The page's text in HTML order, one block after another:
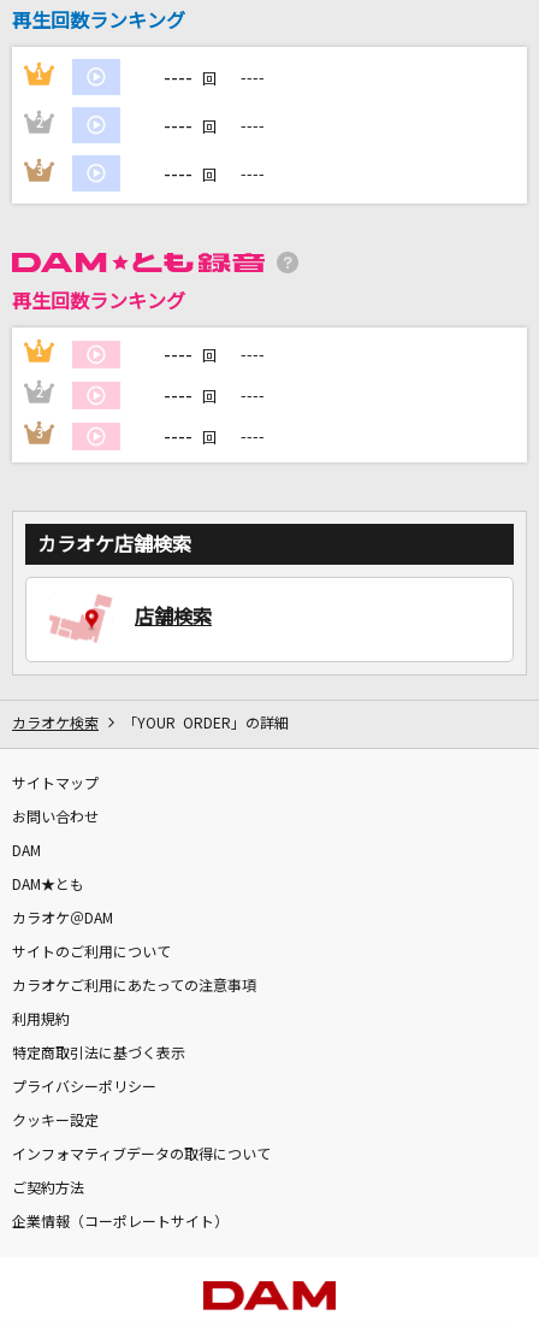
長渕剛
カラオケ最新情報をチェック！
再生回数ランキング
1 ---- 回 ----
2 ---- 回 ----
3 ---- 回 ----
再生回数ランキング
1 ---- 回 ----
2 ---- 回 ----
3 ---- 回 ----
カラオケ店舗検索
店舗検索
カラオケ検索 「YOUR ORDER」の詳細
サイトマップ
お問い合わせ
DAM
DAM★とも
カラオケ＠DAM
サイトのご利用について
カラオケご利用にあたっての注意事項
利用規約
特定商取引法に基づく表示
プライバシーポリシー
クッキー設定
インフォマティブデータの取得について
ご契約方法
企業情報（コーポレートサイト）